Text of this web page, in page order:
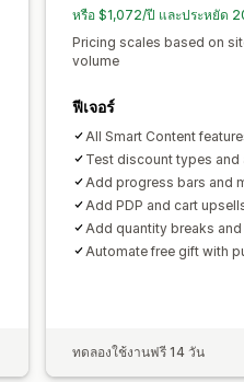
หรือ $1,072/ปี และประหยัด
Pricing scales based on
volume
ฟีเจอร์
All Smart Content
Test discount types and
Add progress bars and
Add PDP and cart
Add quantity breaks
Automate free gift with
ทดลองใช้งานฟรี 14 วัน